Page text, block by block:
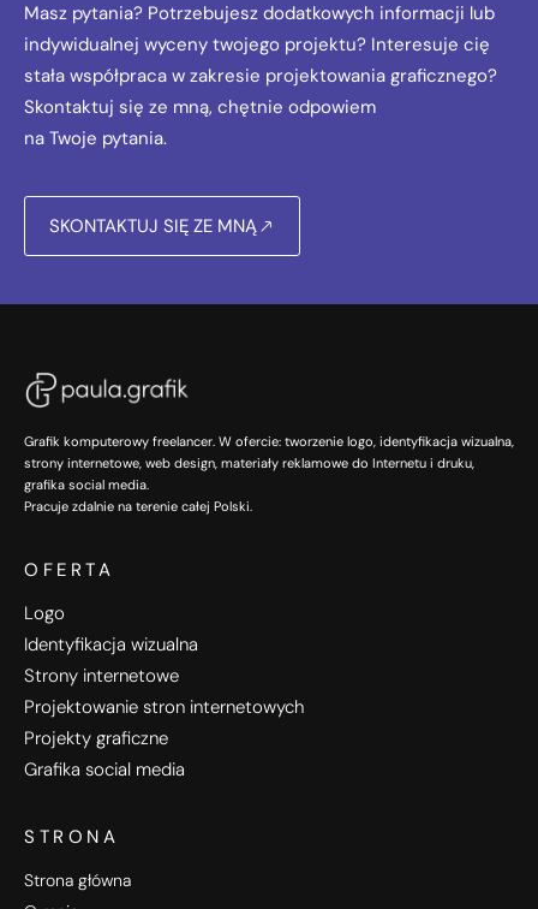
Masz pytania? Potrzebujesz dodatkowych informacji lub
indywidualnej wyceny twojego projektu? Interesuje cię
stała współpraca w zakresie projektowania graficznego?
Skontaktuj się ze mną, chętnie odpowiem
na Twoje pytania.
SKONTAKTUJ SIĘ ZE MNĄ
Grafik komputerowy freelancer. W ofercie: tworzenie logo, identyfikacja wizualna,
strony internetowe, web design, materiały reklamowe do Internetu i druku,
grafika social media.
Pracuje zdalnie na terenie całej Polski.
OFERTA
Logo
Identyfikacja wizualna
Strony internetowe
Projektowanie stron internetowych
Projekty graficzne
Grafika social media
STRONA
Strona główna